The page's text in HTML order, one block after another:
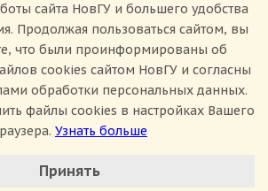
20-44
Сведения о доходах
сайта НовГУ и большего удобства
Продолжая пользоваться сайтом, вы
что были проинформированы об
cookies сайтом НовГУ и согласны
обработки персональных данных.
файлы cookies в настройках Вашего
Узнать больше
Минимальные
Принять